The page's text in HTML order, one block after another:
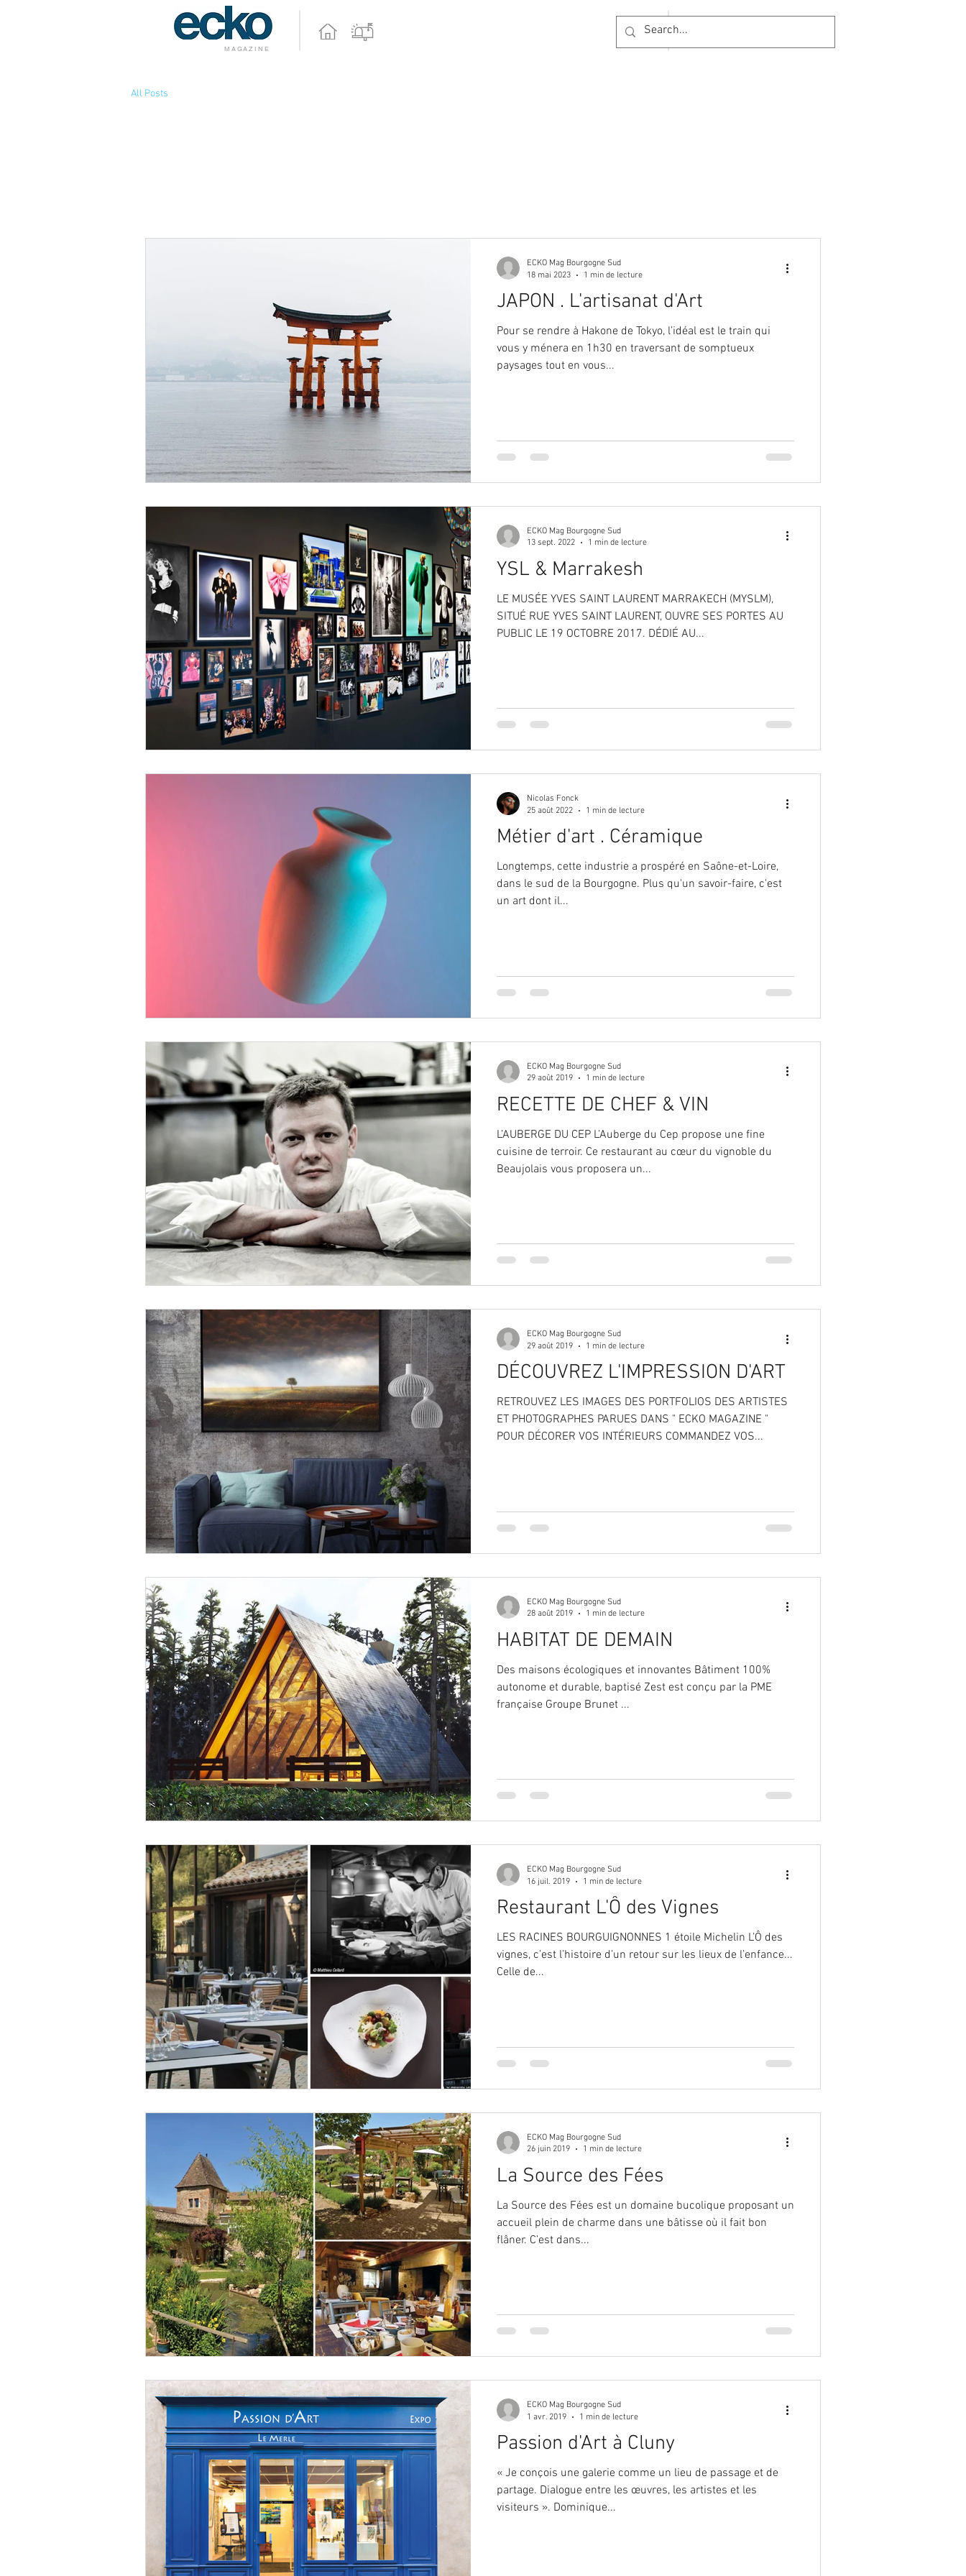
MAGAZINE
All Posts
JAPON . L'artisanat d'Art
Pour se rendre à Hakone de Tokyo, l’idéal est le train qui
vous y ménera en 1h30 en traversant de somptueux
paysages tout en vous...
ECKO Mag Bourgogne Sud
18 mai 2023
1 min de lecture
YSL & Marrakesh
LE MUSÉE YVES SAINT LAURENT MARRAKECH (MYSLM),
SITUÉ RUE YVES SAINT LAURENT, OUVRE SES PORTES AU
PUBLIC LE 19 OCTOBRE 2017. DÉDIÉ AU...
ECKO Mag Bourgogne Sud
13 sept. 2022
1 min de lecture
Métier d'art . Céramique
Longtemps, cette industrie a prospéré en Saône-et-Loire,
dans le sud de la Bourgogne. Plus qu'un savoir-faire, c'est
un art dont il...
Nicolas Fonck
25 août 2022
1 min de lecture
RECETTE DE CHEF & VIN
L’AUBERGE DU CEP L’Auberge du Cep propose une fine
cuisine de terroir. Ce restaurant au cœur du vignoble du
Beaujolais vous proposera un...
ECKO Mag Bourgogne Sud
29 août 2019
1 min de lecture
DÉCOUVREZ L'IMPRESSION D'ART
RETROUVEZ LES IMAGES DES PORTFOLIOS DES ARTISTES
ET PHOTOGRAPHES PARUES DANS " ECKO MAGAZINE "
POUR DÉCORER VOS INTÉRIEURS COMMANDEZ VOS...
ECKO Mag Bourgogne Sud
29 août 2019
1 min de lecture
HABITAT DE DEMAIN
Des maisons écologiques et innovantes Bâtiment 100%
autonome et durable, baptisé Zest est conçu par la PME
française Groupe Brunet ...
ECKO Mag Bourgogne Sud
28 août 2019
1 min de lecture
Restaurant L'Ô des Vignes
LES RACINES BOURGUIGNONNES 1 étoile Michelin L’Ô des
vignes, c’est l’histoire d’un retour sur les lieux de l’enfance...
Celle de...
ECKO Mag Bourgogne Sud
16 juil. 2019
1 min de lecture
La Source des Fées
La Source des Fées est un domaine bucolique proposant un
accueil plein de charme dans une bâtisse où il fait bon
flâner. C’est dans...
ECKO Mag Bourgogne Sud
26 juin 2019
1 min de lecture
Passion d'Art à Cluny
« Je conçois une galerie comme un lieu de passage et de
partage. Dialogue entre les œuvres, les artistes et les
visiteurs ». Dominique...
ECKO Mag Bourgogne Sud
1 avr. 2019
1 min de lecture